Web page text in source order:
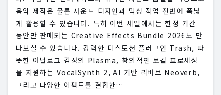
음악 제작은 물론 사운드 디자인과 믹싱 작업 전반에 폭넓
게 활용할 수 있습니다. 특히 이번 세일에서는 한정 기간
동안만 판매되는 Creative Effects Bundle 2026도 만
나보실 수 있습니다. 강력한 디스토션 플러그인 Trash, 따
뜻한 아날로그 감성의 Plasma, 창의적인 보컬 프로세싱
을 지원하는 VocalSynth 2, AI 기반 리버브 Neoverb,
그리고 다양한 이펙트를 결합한…